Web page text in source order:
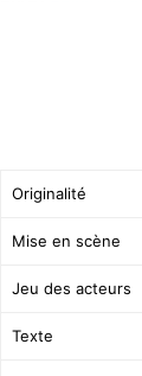
Originalité
Mise en scène
Jeu des acteurs
Texte